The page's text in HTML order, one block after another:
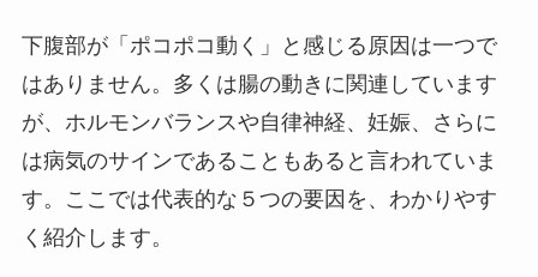
下腹部が「ポコポコ動く」と感じる原因は一つで
はありません。多くは腸の動きに関連しています
が、ホルモンバランスや自律神経、妊娠、さらに
は病気のサインであることもあると言われていま
す。ここでは代表的な５つの要因を、わかりやす
く紹介します。